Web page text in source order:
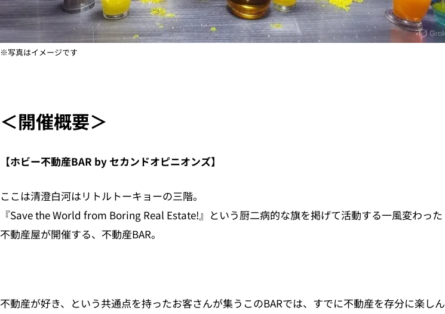
※写真はイメージです
＜開催概要＞
【ホビー不動産BAR by セカンドオピニオンズ】
ここは清澄白河はリトルトーキョーの三階。
『Save the World from Boring Real Estate!』という厨二病的な旗を掲げて活動する一風変わった
不動産屋が開催する、不動産BAR。
不動産が好き、という共通点を持ったお客さんが集うこのBARでは、すでに不動産を存分に楽しん